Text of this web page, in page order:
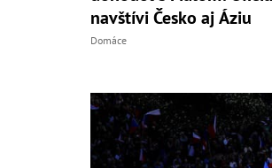
navštívi Česko aj Áziu
Domáce